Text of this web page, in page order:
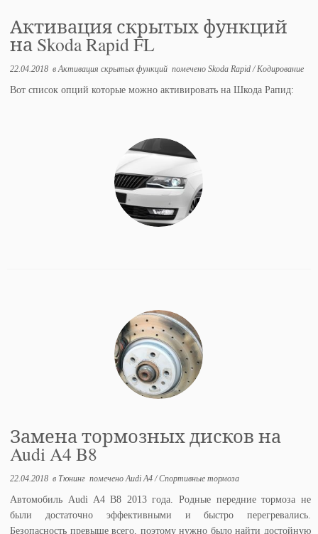
Активация скрытых функций
на Skoda Rapid FL
22.04.2018 вАктивация скрытых функций помеченоSkoda Rapid/ Кодирование
Вот список опций которые можно активировать на Шкода Рапид:
Замена тормозных дисков на
Audi A4 B8
22.04.2018 в Тюнинг помеченоAudi A4/Спортивные тормоза
Автомобиль Audi A4 B8 2013 года. Родные передние тормоза не
были достаточно эффективными и быстро перегревались.
Безопасность превыше всего, поэтому нужно было найти достойную